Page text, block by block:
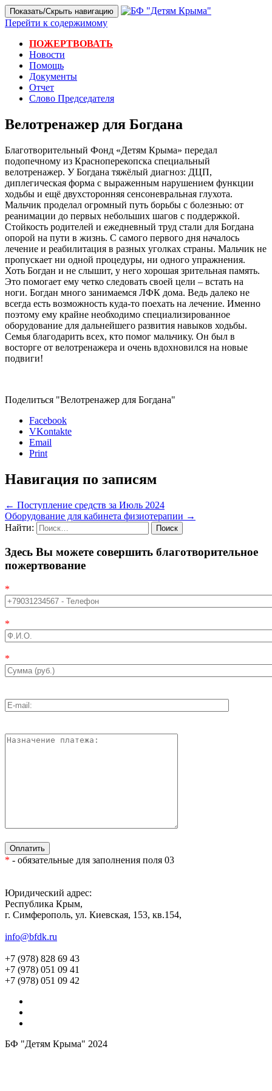
Показать/Скрыть навигацию
Перейти к содержимому
ПОЖЕРТВОВАТЬ
Новости
Помощь
Документы
Отчет
Слово Председателя
Велотренажер для Богдана
Благотворительный Фонд «Детям Крыма» передал
подопечному из Красноперекопска специальный
велотренажер. У Богдана тяжёлый диагноз: ДЦП,
диплегическая форма с выраженным нарушением функции
ходьбы и ещё двухсторонняя сенсоневральная глухота.
Мальчик проделал огромный путь борьбы с болезнью: от
реанимации до первых небольших шагов с поддержкой.
Стойкость родителей и ежедневный труд стали для Богдана
опорой на пути в жизнь. С самого первого дня началось
лечение и реабилитация в разных уголках страны. Мальчик не
пропускает ни одной процедуры, ни одного упражнения.
Хоть Богдан и не слышит, у него хорошая зрительная память.
Это помогает ему четко следовать своей цели – встать на
ноги. Богдан много занимаемся ЛФК дома. Ведь далеко не
всегда есть возможность куда-то поехать на лечение. Именно
поэтому ему крайне необходимо специализированное
оборудование для дальнейшего развития навыков ходьбы.
Семья благодарить всех, кто помог мальчику. Он был в
восторге от велотренажера и очень вдохновился на новые
подвиги!
Поделиться "Велотренажер для Богдана"
Facebook
VKontakte
Email
Print
Навигация по записям
← Поступление средств за Июль 2024
Оборудование для кабинета физиотерапии →
Найти:
Здесь Вы можете совершить благотворительное
пожертвование
*
*
*
* - обязательные для заполнения поля 03
Юридический адрес:
Республика Крым,
г. Симферополь, ул. Киевская, 153, кв.154,
info@bfdk.ru
+7 (978) 828 69 43
+7 (978) 051 09 41
+7 (978) 051 09 42
БФ "Детям Крыма" 2024